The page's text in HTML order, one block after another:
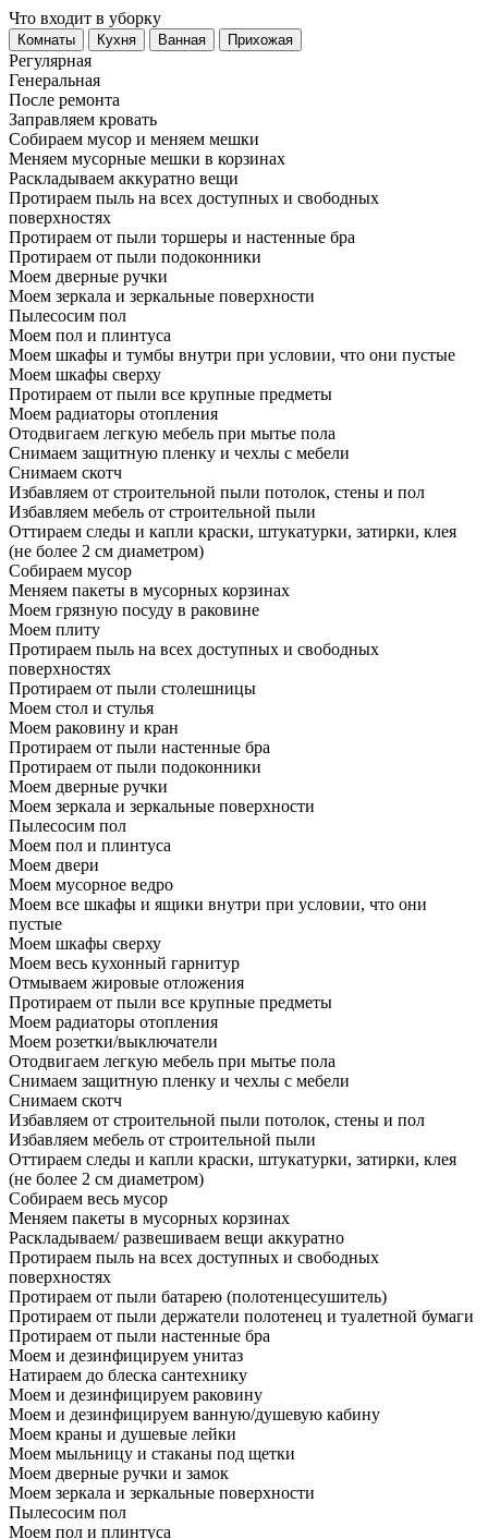
Что входит в уборку
Регу­лярная
Гене­ральная
После ремонта
Заправляем кровать
Собираем мусор и меняем мешки
Меняем мусорные мешки в корзинах
Раскладываем аккуратно вещи
Протираем пыль на всех доступных и свободных
поверхностях
Протираем от пыли торшеры и настенные бра
Протираем от пыли подоконники
Моем дверные ручки
Моем зеркала и зеркальные поверхности
Пылесосим пол
Моем пол и плинтуса
Моем шкафы и тумбы внутри при условии, что они пустые
Моем шкафы сверху
Протираем от пыли все крупные предметы
Моем радиаторы отопления
Отодвигаем легкую мебель при мытье пола
Снимаем защитную пленку и чехлы с мебели
Снимаем скотч
Избавляем от строительной пыли потолок, стены и пол
Избавляем мебель от строительной пыли
Оттираем следы и капли краски, штукатурки, затирки, клея
(не более 2 см диаметром)
Собираем мусор
Меняем пакеты в мусорных корзинах
Моем грязную посуду в раковине
Моем плиту
Протираем пыль на всех доступных и свободных
поверхностях
Протираем от пыли столешницы
Моем стол и стулья
Моем раковину и кран
Протираем от пыли настенные бра
Протираем от пыли подоконники
Моем дверные ручки
Моем зеркала и зеркальные поверхности
Пылесосим пол
Моем пол и плинтуса
Моем двери
Моем мусорное ведро
Моем все шкафы и ящики внутри при условии, что они
пустые
Моем шкафы сверху
Моем весь кухонный гарнитур
Отмываем жировые отложения
Протираем от пыли все крупные предметы
Моем радиаторы отопления
Моем розетки/выключатели
Отодвигаем легкую мебель при мытье пола
Снимаем защитную пленку и чехлы с мебели
Снимаем скотч
Избавляем от строительной пыли потолок, стены и пол
Избавляем мебель от строительной пыли
Оттираем следы и капли краски, штукатурки, затирки, клея
(не более 2 см диаметром)
Собираем весь мусор
Меняем пакеты в мусорных корзинах
Раскладываем/ развешиваем вещи аккуратно
Протираем пыль на всех доступных и свободных
поверхностях
Протираем от пыли батарею (полотенцесушитель)
Протираем от пыли держатели полотенец и туалетной бумаги
Протираем от пыли настенные бра
Моем и дезинфицируем унитаз
Натираем до блеска сантехнику
Моем и дезинфицируем раковину
Моем и дезинфицируем ванную/душевую кабину
Моем краны и душевые лейки
Моем мыльницу и стаканы под щетки
Моем дверные ручки и замок
Моем зеркала и зеркальные поверхности
Пылесосим пол
Моем пол и плинтуса